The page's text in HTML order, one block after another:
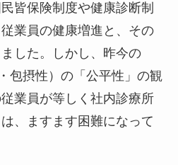
皆保険制度や健康診断制
業員の健康増進と、その
した。しかし、昨今の
包摂性）の「公平性」の観
業員が等しく社内診療所
、ますます困難になって